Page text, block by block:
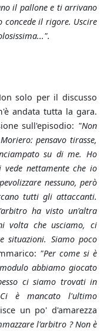
il pallone e ti arrivano
il rigore. Uscire
solo per il discusso
andata tutta la gara.
sull'episodio: "Non
pensavo tirasse,
su di me. Ho
nettamente che io
nessuno, però
tutti gli attaccanti.
ha visto un'altra
volta che usciamo, ci
situazioni. Siamo poco
"Per come si è
abbiamo giocato
ci siamo trovati in
è mancato l'ultimo
un po' d'amarezza
l'arbitro ? Non è